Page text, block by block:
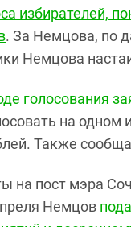
избирателей,
. За Немцова, по
Немцова
голосования
на одном
Также
на пост мэра
Немцов